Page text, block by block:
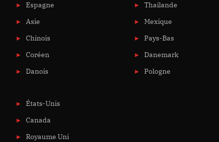
Espagne
Asie
Chinois
Coréen
Danois
Thailande
Mexique
Pays-Bas
Danemark
Pologne
États-Unis
Canada
Royaume Uni